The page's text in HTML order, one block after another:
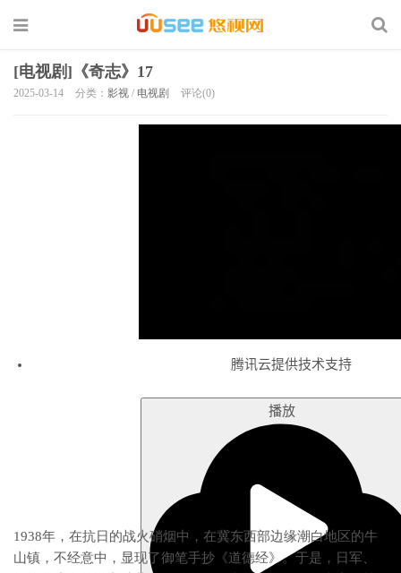
[电视剧]《奇志》17
2025-03-14 分类： 影视 / 电视剧 评论(0)
腾讯云提供技术支持
播放
1938年，在抗日的战火硝烟中，在冀东西部边缘潮白地区的牛
山镇，不经意中，显现了御笔手抄《道德经》。于是，日军、